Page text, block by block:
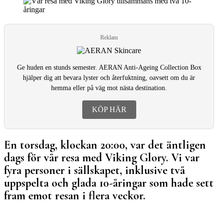
Reklam
Ge huden en stunds semester. AERAN Anti-Ageing Collection Box
hjälper dig att bevara lyster och återfuktning, oavsett om du är
hemma eller på väg mot nästa destination.
KÖP HÄR
En torsdag, klockan 20:00, var det äntligen
dags för vår resa med Viking Glory. Vi var
fyra personer i sällskapet, inklusive två
uppspelta och glada 10-åringar som hade sett
fram emot resan i flera veckor.